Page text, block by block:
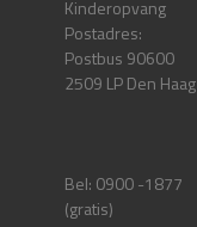
Kinderopvang
Postadres:
Postbus 90600
2509 LP Den Haag
Bel: 0900 -1877
(gratis)